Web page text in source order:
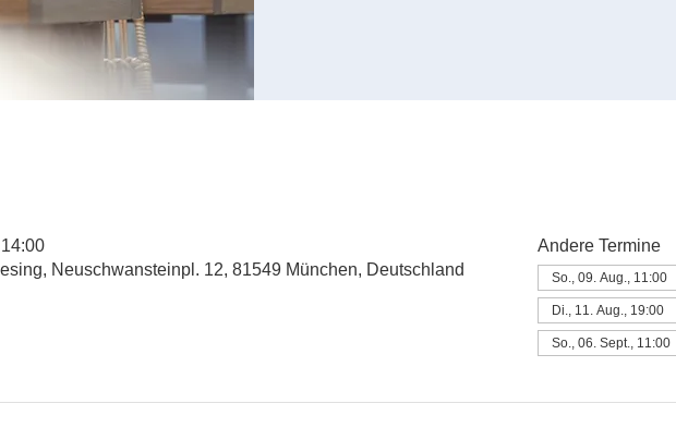
Neuschwansteinpl. 12, 81549 München, Deutschland
Andere Termine
So., 09. Aug., 11:00
Di., 11. Aug., 19:00
So., 06. Sept., 11:00